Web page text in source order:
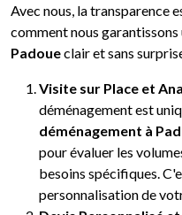
Avec nous, la transparence
comment nous garantissons
Padoueclair et sans
Visite sur Place et
déménagement est
déménagement à
pour évaluer les
besoins spécifiques.
personnalisation de